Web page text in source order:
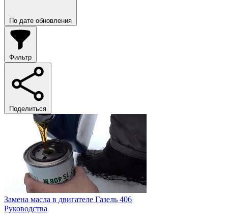
По дате обновления
Фильтр
Поделиться
Замена масла в двигателе Газель 406
Руководства